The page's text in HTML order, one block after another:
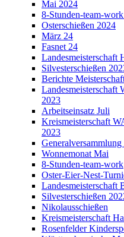
Mai 2024
8-Stunden-team-
Osterschießen 2024
März 24
Fasnet 24
Landesmeisterschaft
Silvesterschießen
Berichte
Landesmeisterschaft
2023
Arbeitseinsatz Juli
Kreismeisterschaft
2023
Generalversammlung
Wonnemonat Mai
8-Stunden-team-work
Oster-Eier-Nest-
Landesmeisterschaft
Silvesterschießen
Nikolausschießen
Kreismeisterschaft
Rosenfelder